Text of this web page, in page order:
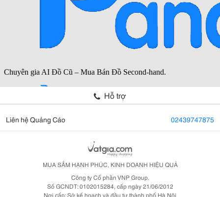
Hỗ trợ
Liên hệ Quảng Cáo 02439747875
MUA SẮM HẠNH PHÚC, KINH DOANH HIỆU QUẢ
Công ty Cổ phần VNP Group.
Số GCNDT: 0102015284, cấp ngày 21/06/2012
Nơi cấp: Sở kế hoạch và đầu tư thành phố Hà Nội